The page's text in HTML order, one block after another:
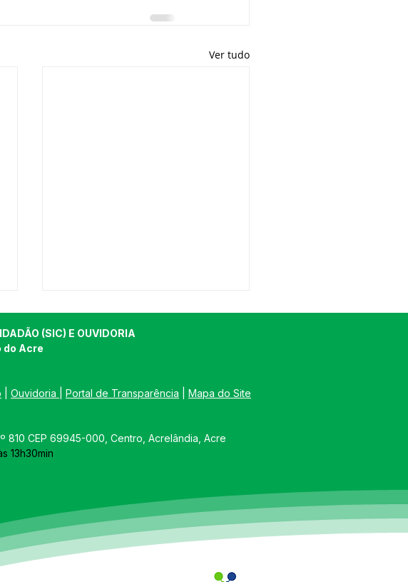
Ver tudo
Convênios para Habitação e
(SIC) E OUVIDORIA
do Acre
Ouvidoria Portal de Transparência Mapa do Site
810 CEP 69945-000, Centro, Acrelândia, Acre
13h30min